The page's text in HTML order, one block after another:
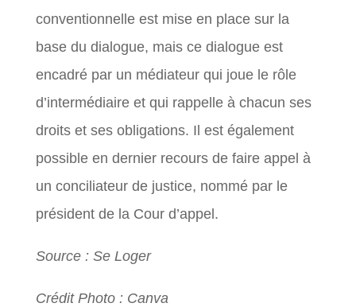
conventionnelle est mise en place sur la
base du dialogue, mais ce dialogue est
encadré par un médiateur qui joue le rôle
d’intermédiaire et qui rappelle à chacun ses
droits et ses obligations. Il est également
possible en dernier recours de faire appel à
un conciliateur de justice, nommé par le
président de la Cour d’appel.
Source : Se Loger
Crédit Photo : Canva